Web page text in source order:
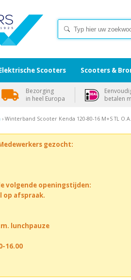
› Winterband Scooter Kenda 120-80-16 M+S TL
gezocht:
volgende openingstijden:
op afspraak.
lunchpauze
16.00
Scooters Scooters &
Bezorging
in heel Europa
betalen